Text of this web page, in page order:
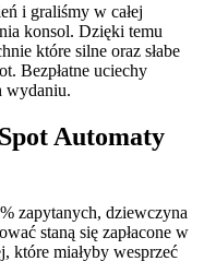
i graliśmy w całej
konsol. Dzięki temu
które silne oraz słabe
Bezpłatne uciechy
wydaniu.
Automaty
zapytanych, dziewczyna
staną się zapłacone w
które miałyby wesprzeć